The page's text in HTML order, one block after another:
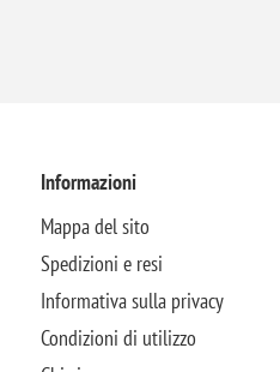
Informazioni
Mappa del sito
Spedizioni e resi
Informativa sulla privacy
Condizioni di utilizzo